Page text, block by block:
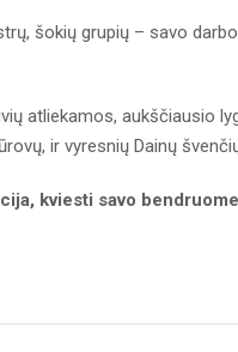
šokių grupių – savo
atliekamos, aukščiausio
ir vyresnių Dainų
kviesti savo